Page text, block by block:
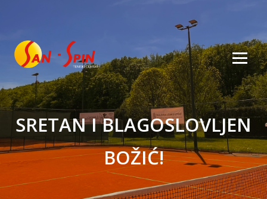
SRETAN I BLAGOSLOVLJEN
BOŽIĆ!